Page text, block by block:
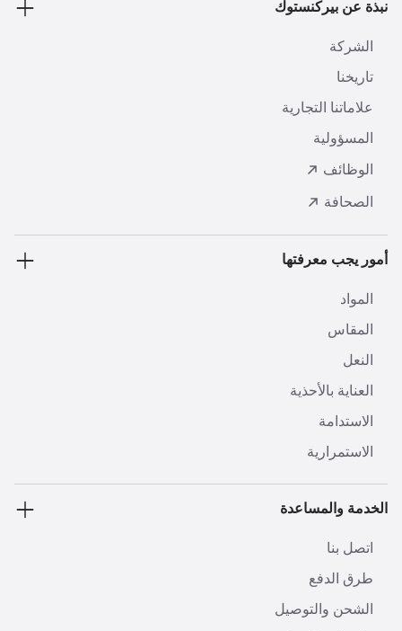
نبذة عن بيركنستوك
الشركة
تاريخنا
علاماتنا التجارية
المسؤولية
الوظائف
الصحافة
أمور يجب معرفتها
المواد
المقاس
النعل
العناية بالأحذية
الاستدامة
الاستمرارية
الخدمة والمساعدة
اتصل بنا
طرق الدفع
الشحن والتوصيل